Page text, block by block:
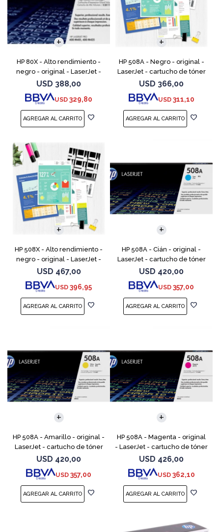
HP 80X - Alto rendimiento -
negro - original - LaserJet -
cartucho de tóner (CF280X) -
para LaserJet Pro 400 M401,
MFP M425
USD 388,00
USD 329,80
HP 508A - Negro - original -
LaserJet - cartucho de tóner
(CF360A) - para Color
LaserJet Enterprise MFP M577;
LaserJet Enterpris
USD 366,00
USD 311,10
HP 508X - Alto rendimiento -
negro - original - LaserJet -
cartucho de tóner (CF360X) -
para Color LaserJet
Enterprise MFP M577;
USD 467,00
USD 396,95
HP 508A - Cián - original -
LaserJet - cartucho de tóner
(CF361A) - para Color
LaserJet Enterprise MFP M577;
LaserJet Enterprise
USD 420,00
USD 357,00
HP 508A - Amarillo - original -
LaserJet - cartucho de tóner
(CF362A) - para Color
LaserJet Enterprise MFP M577;
LaserJet Enterp
USD 420,00
USD 357,00
HP 508A - Magenta - original
- LaserJet - cartucho de tóner
(CF363A) - para Color
LaserJet Enterprise MFP M577;
LaserJet Enterpr
USD 426,00
USD 362,10